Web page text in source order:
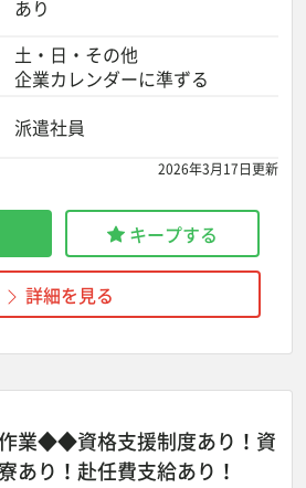
あり
土・日・その他
企業カレンダーに準ずる
派遣社員
2026年3月17日更新
キープする
詳細を見る
業◆◆資格支援制度あり！資
あり！赴任費支給あり！